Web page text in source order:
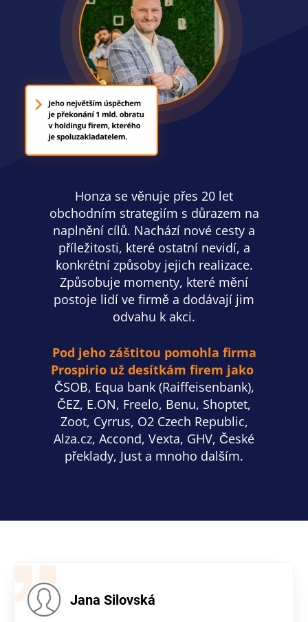
Honza se věnuje přes 20 let
obchodním strategiím s důrazem na
naplnění cílů. Nachází nové cesty a
příležitosti, které ostatní nevidí, a
konkrétní způsoby jejich realizace.
Způsobuje momenty, které mění
postoje lidí ve firmě a dodávají jim
odvahu k akci.
Pod jeho záštitou pomohla firma
Prospirio už desítkám firem jako
ČSOB, Equa bank (Raiffeisenbank),
ČEZ, E.ON, Freelo, Benu, Shoptet,
Zoot, Cyrrus, O2 Czech Republic,
Alza.cz, Accond, Vexta, GHV, České
překlady, Just a mnoho dalším.
Jana Silovská